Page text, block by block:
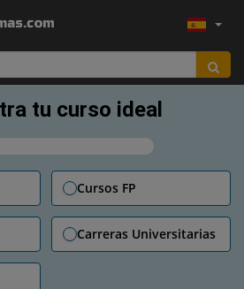
tu curso ideal
Cursos FP
Carreras Universitarias